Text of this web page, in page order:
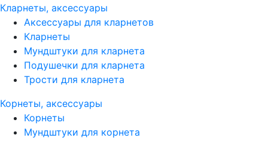
Кларнеты, аксессуары
Аксессуары для кларнетов
Кларнеты
Мундштуки для кларнета
Подушечки для кларнета
Трости для кларнета
Корнеты, аксессуары
Корнеты
Мундштуки для корнета